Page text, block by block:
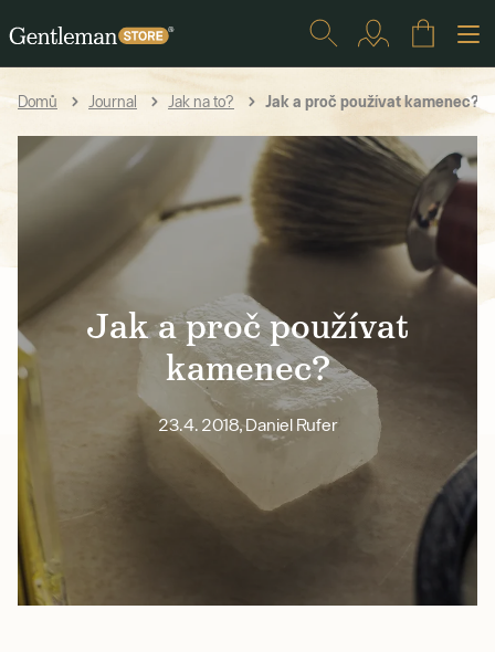
Domů Journal Jak na to? Jak a proč používat kamenec?
Jak a proč používat
kamenec?
23.4. 2018, Daniel Rufer